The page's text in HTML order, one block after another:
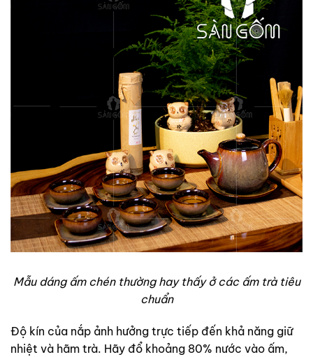
Mẫu dáng ấm chén thường hay thấy ở các ấm trà tiêu
chuẩn
Độ kín của nắp ảnh hưởng trực tiếp đến khả năng giữ
nhiệt và hãm trà. Hãy đổ khoảng 80% nước vào ấm,